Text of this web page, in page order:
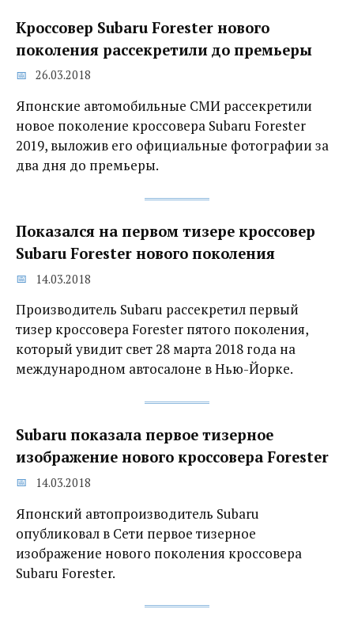
Кроссовер Subaru Forester нового
поколения рассекретили до премьеры
26.03.2018
Японские автомобильные СМИ рассекретили
новое поколение кроссовера Subaru Forester
2019, выложив его официальные фотографии за
два дня до премьеры.
Показался на первом тизере‍ кроссовер
Subaru Forester нового поколения
14.03.2018
Производитель Subaru рассекретил первый
тизер кроссовера Forester пятого поколения,
который увидит свет 28 марта 2018 года на
международном автосалоне в Нью-Йорке.
Subaru показала первое тизерное
изображение нового кроссовера Forester
14.03.2018
Японский автопроизводитель Subaru
опубликовал в Сети первое тизерное
изображение нового поколения кроссовера
Subaru Forester.